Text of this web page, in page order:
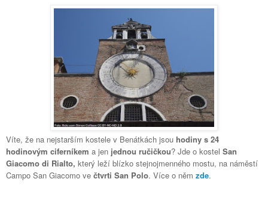
Víte, že na nejstarším kostele v Benátkách jsou hodiny s 24
hodinovým ciferníkem a jen jednou ručičkou? Jde o kostel San
Giacomo di Rialto, který leží blízko stejnojmenného mostu, na náměstí
Campo San Giacomo ve čtvrti San Polo. Více o něm zde.